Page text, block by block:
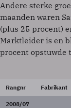
Andere sterke
maanden waren
(plus 25 procent)
Marktleider is en
procent opstuwde
Rangnr Fabrikant
2008/07